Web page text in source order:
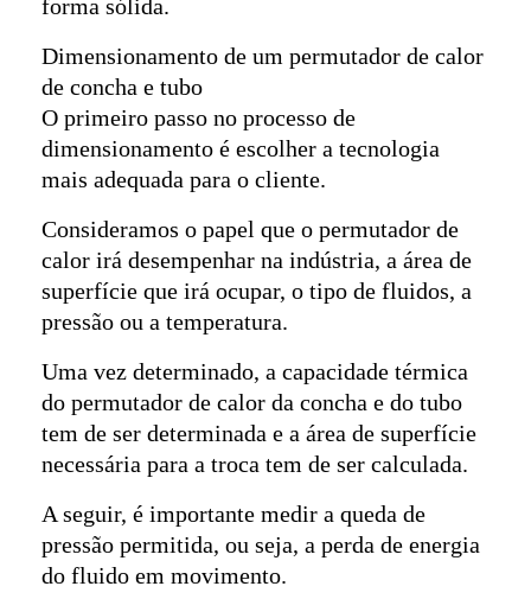
forma sólida.
Dimensionamento de um permutador de calor
de concha e tubo
O primeiro passo no processo de
dimensionamento é escolher a tecnologia
mais adequada para o cliente.
Consideramos o papel que o permutador de
calor irá desempenhar na indústria, a área de
superfície que irá ocupar, o tipo de fluidos, a
pressão ou a temperatura.
Uma vez determinado, a capacidade térmica
do permutador de calor da concha e do tubo
tem de ser determinada e a área de superfície
necessária para a troca tem de ser calculada.
A seguir, é importante medir a queda de
pressão permitida, ou seja, a perda de energia
do fluido em movimento.